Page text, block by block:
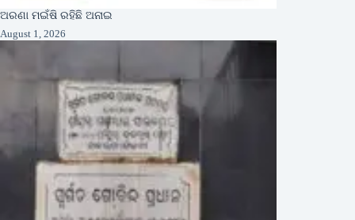
ଅରଣା ମଇଁଷି ରହିଛି ଅନାଇ
August 1, 2026